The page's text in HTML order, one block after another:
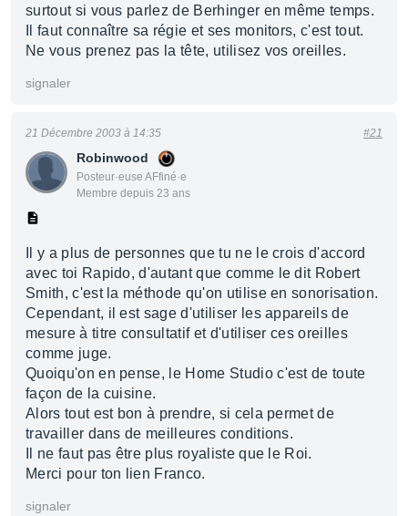
surtout si vous parlez de Berhinger en même temps.
Il faut connaître sa régie et ses monitors, c'est tout.
Ne vous prenez pas la tête, utilisez vos oreilles.
signaler
Robinwood
Posteur·euse AFfiné·e
Membre depuis 23 ans
21 Décembre 2003 à 14:35 #21
Il y a plus de personnes que tu ne le crois d'accord
avec toi Rapido, d'autant que comme le dit Robert
Smith, c'est la méthode qu'on utilise en sonorisation.
Cependant, il est sage d'utiliser les appareils de
mesure à titre consultatif et d'utiliser ces oreilles
comme juge.
Quoiqu'on en pense, le Home Studio c'est de toute
façon de la cuisine.
Alors tout est bon à prendre, si cela permet de
travailler dans de meilleures conditions.
Il ne faut pas être plus royaliste que le Roi.
Merci pour ton lien Franco.
signaler